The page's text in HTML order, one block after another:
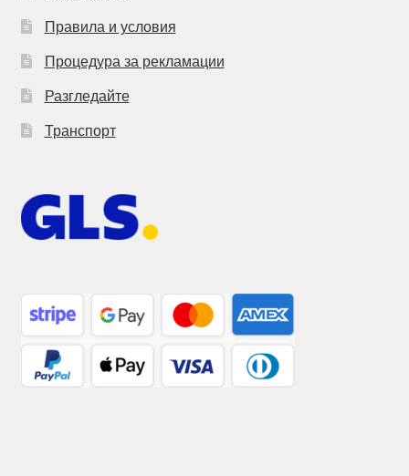
Правила и условия
Процедура за рекламации
Разгледайте
Транспорт